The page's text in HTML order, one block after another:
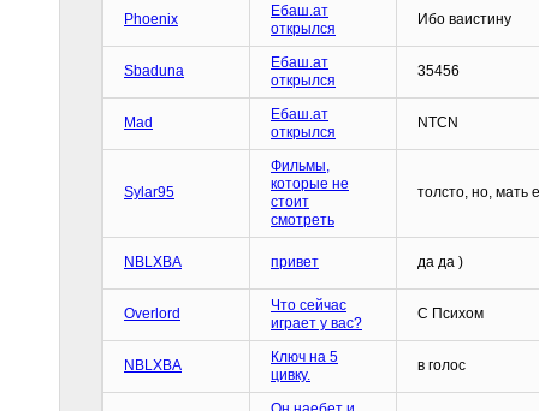
Phoenix
Ебаш.ат
открылся
Ибо ваистину
Sbaduna
Ебаш.ат
открылся
35456
Mad
Ебаш.ат
открылся
NTCN
Sylar95
Фильмы,
которые не
стоит
смотреть
толсто, но, мать
NBLXBA привет да да )
Overlord
Что сейчас
играет у вас?
С Психом
NBLXBA
Ключ на 5
цивку.
в голос